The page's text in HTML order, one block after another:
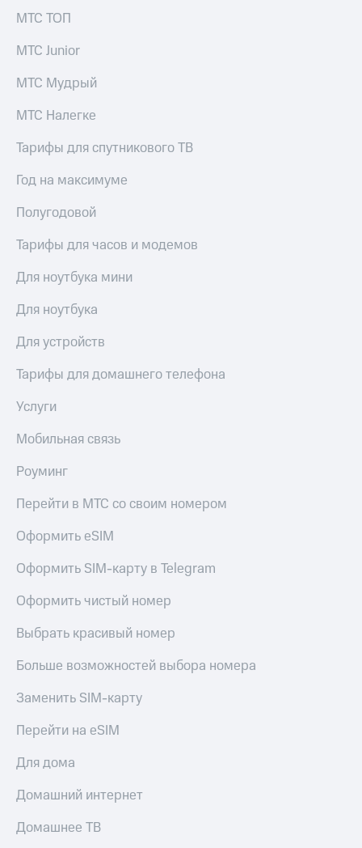
МТС
деньги
и получайте
Платежи
переводы
Пополнить
МТС
Настройки
номер
другого
оператора
Оплата
интернета
Переводы
по QR-
за границей
магазин
Смартфоны
и
колонки
Умные
и
трекеры
дом
Скидки
на смартфоны
при
со связью
МТС ТОП
МТС Junior
МТС Мудрый
МТС Налегке
Тарифы для спутникового ТВ
Год на максимуме
Полугодовой
Тарифы для часов и модемов
Для ноутбука мини
Для ноутбука
Для устройств
Тарифы для домашнего телефона
Услуги
Мобильная связь
Роуминг
Перейти в МТС со своим номером
Оформить eSIM
Оформить SIM-карту в Telegram
Оформить чистый номер
Выбрать красивый номер
Больше возможностей выбора номера
Заменить SIM-карту
Перейти на eSIM
Для дома
Домашний интернет
Домашнее ТВ